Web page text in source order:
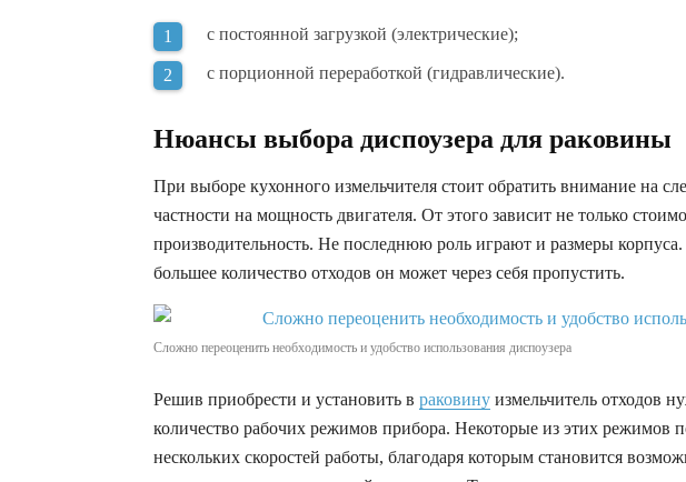
с постоянной загрузкой (электрические);
с порционной переработкой (гидравлические).
Нюансы выбора диспоузера для раковины
При выборе кухонного измельчителя стоит обратить внимание на
частности на мощность двигателя. От этого зависит не только
производительность. Не последнюю роль играют и размеры
большее количество отходов он может через себя пропустить.
Сложно переоценить необходимость и удобство использования диспоузера
Решив приобрести и установить в раковину измельчитель отходов
количество рабочих режимов прибора. Некоторые из этих режимов
нескольких скоростей работы, благодаря которым становится